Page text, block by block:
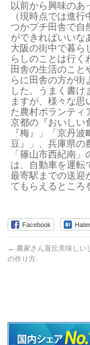
以前から興味のあ
（現時点では進
つかプチ田舎で自
ができればいいな
大阪の街中で暮ら
らしのことは行く
田舎の生活のこと
らに田舎の方が街
した。うまく書け
ますが、様々な思
た農村ボランティ
京都の『おいしい
『梅』」「京丹
豆』」、兵庫県の
「篠山市西紀南
は、自動車を運転
最寄駅までの送迎
てもらえるところ
Facebook
← 農家さん直伝美味しい
の作り方